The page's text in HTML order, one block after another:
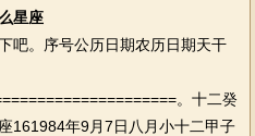
星座
。序号公历日期农历日期天干
。十二癸
161984年9月7日八月小十二甲子